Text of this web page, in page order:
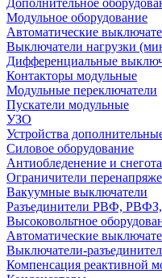
Дополнительное
Модульное оборудование
Автоматические
Выключатели нагрузки
Дифференциальные
Контакторы модульные
Модульные переключатели
Пускатели модульные
УЗО
Устройства
Силовое оборудование
Антиобледенение и
Ограничители
Вакуумные выключатели
Разъединители РВФ,
Высоковольтное
Автоматические
Выключатели-
Компенсация реактивной